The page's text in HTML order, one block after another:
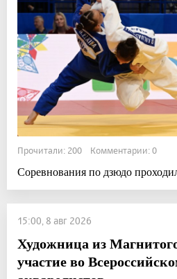
Прочитали: 200 Комментарии: 0
Соревнования по дзюдо
15:00, 8 авг 2026
Художница из
участие во